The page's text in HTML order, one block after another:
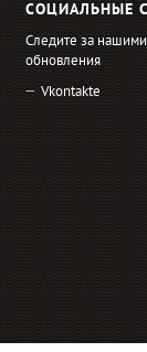
СОЦИАЛЬНЫЕ
Следите за
обновления
Vkontakte